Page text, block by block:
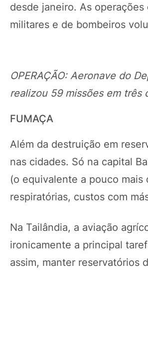
desde janeiro. As
militares e de bombeiros
OPERAÇÃO: Aeronave do
realizou 59 missões em três
FUMAÇA
Além da destruição em
nas cidades. Só na capital
(o equivalente a pouco mais
respiratórias, custos com
Na Tailândia, a aviação
ironicamente a principal
assim, manter reservatórios